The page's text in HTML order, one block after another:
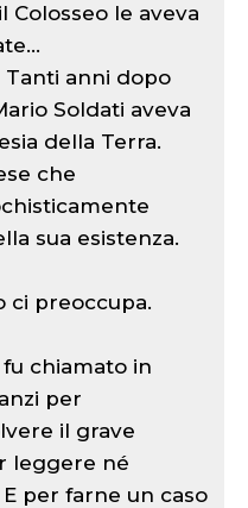
Colosseo le aveva
Tanti anni dopo
Soldati aveva
della Terra.
che
sua esistenza.
ci preoccupa.
chiamato in
per
il grave
leggere né
per farne un caso